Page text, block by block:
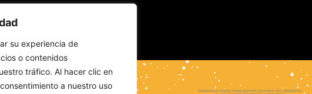
su experiencia de
o contenidos
tráfico. Al hacer clic en
a nuestro uso